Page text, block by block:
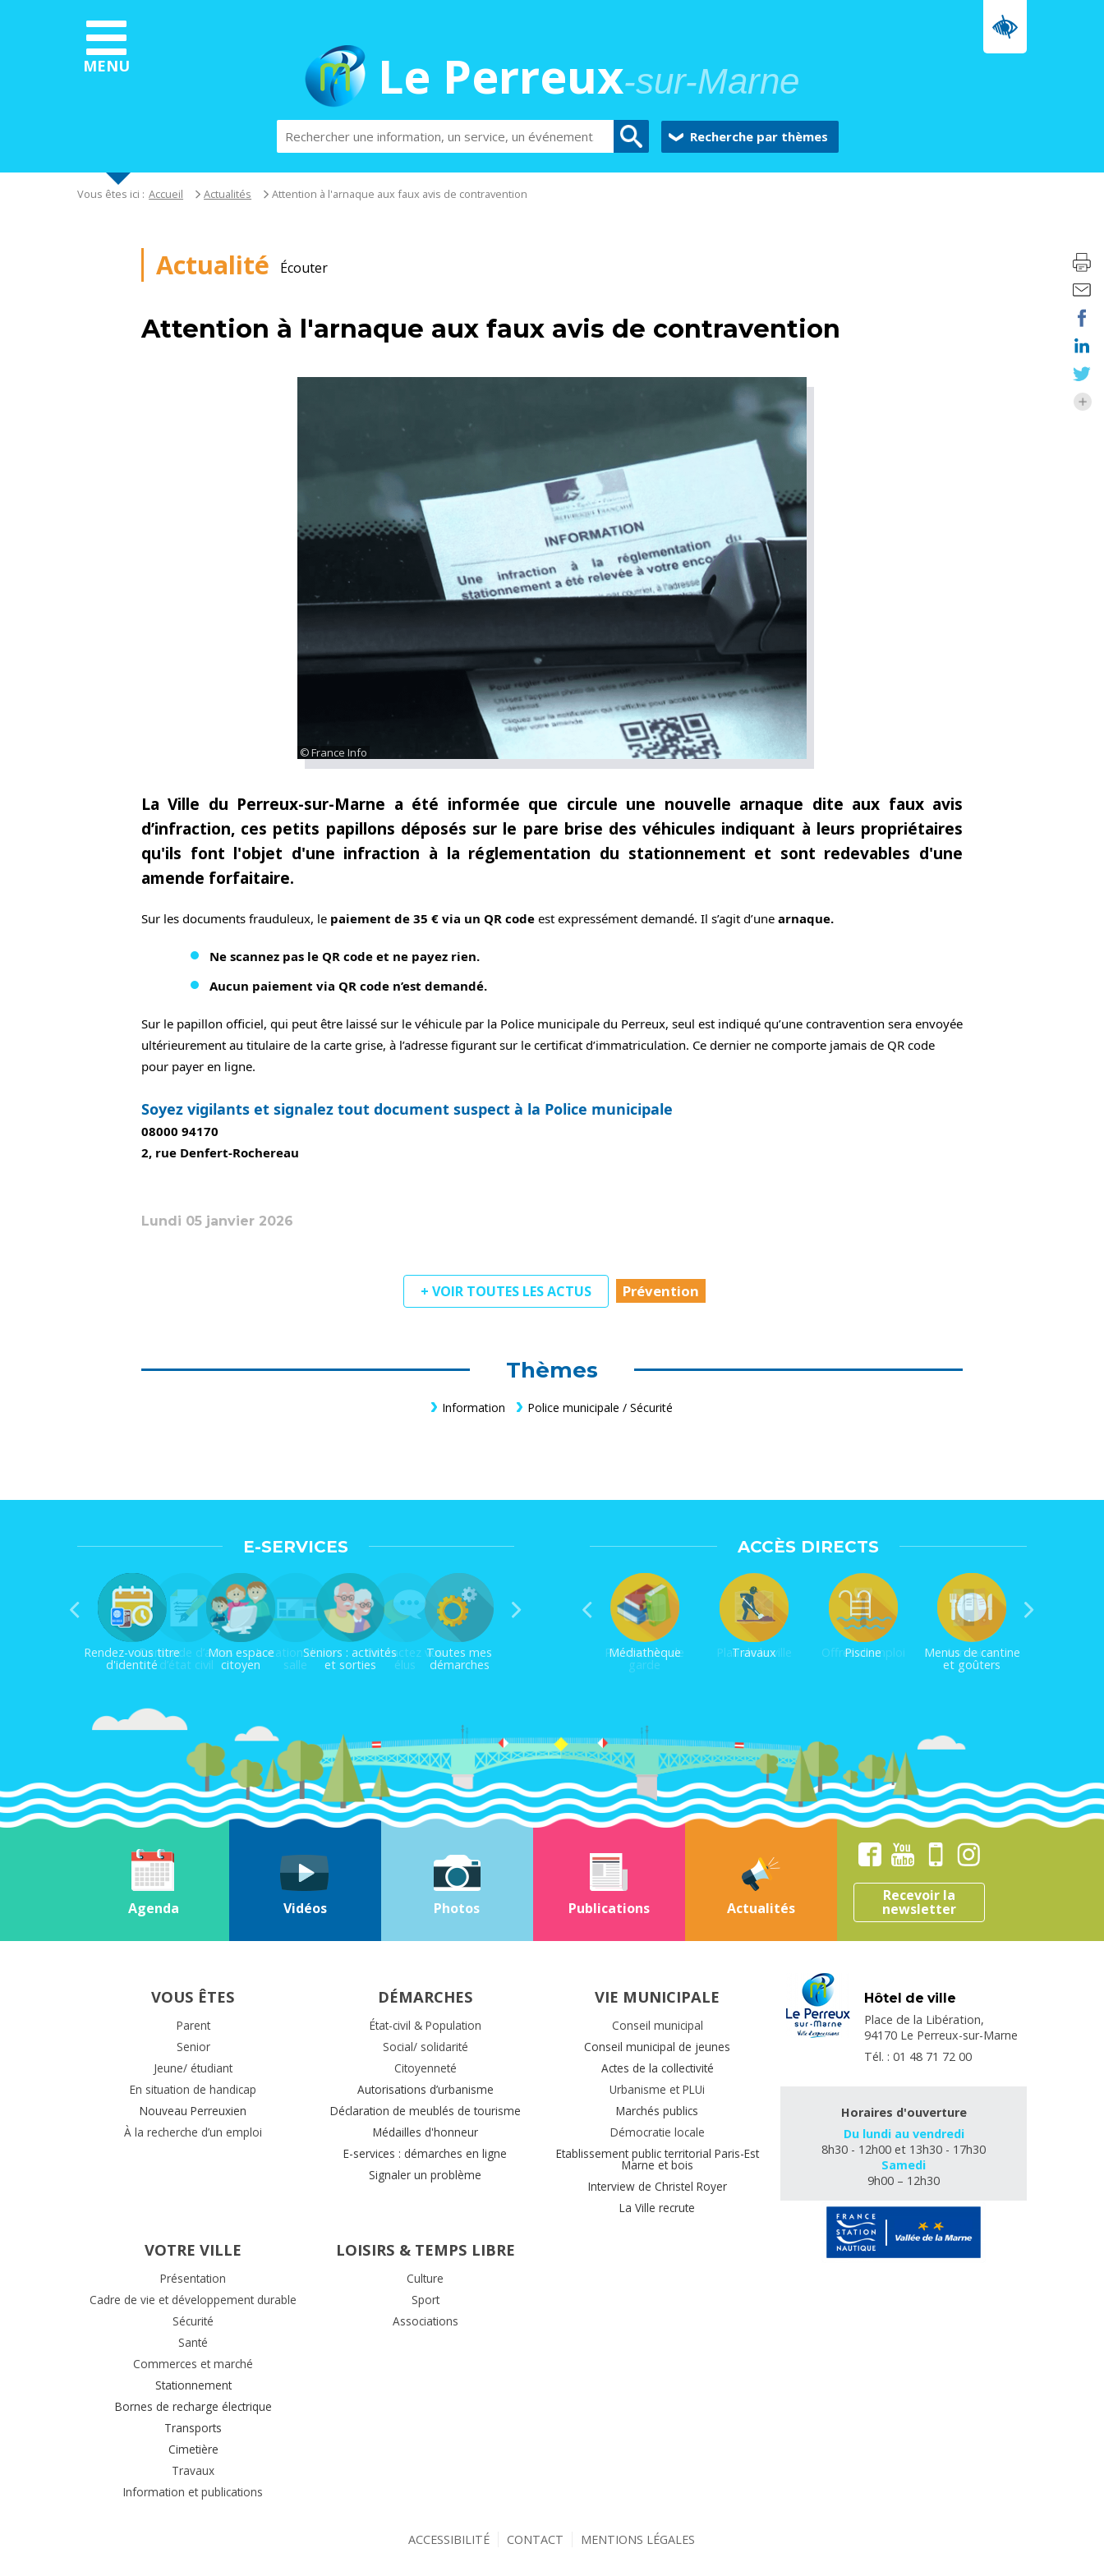
MENU Le Perreux-sur-Marne
Rechercher Recherche par thèmes
Vous êtes ici : Accueil Actualités Attention à l'arnaque aux faux avis de contravention
Actualité Écouter
Attention à l'arnaque aux faux avis de contravention
France Info
La Ville du Perreux-sur-Marne a été informée que circule une nouvelle arnaque dite aux faux avis
d’infraction, ces petits papillons déposés sur le pare brise des véhicules indiquant à leurs propriétaires
qu'ils font l'objet d'une infraction à la réglementation du stationnement et sont redevables d'une
amende forfaitaire.
Sur les documents frauduleux, le paiement de 35 € via un QR code est expressément demandé. Il s’agit d’une arnaque.
Ne scannez pas le QR code et ne payez rien.
Aucun paiement via QR code n’est demandé.
Sur le papillon officiel, qui peut être laissé sur le véhicule par la Police municipale du Perreux, seul est indiqué qu’une contravention sera envoyée
ultérieurement au titulaire de la carte grise, à l’adresse figurant sur le certificat d’immatriculation. Ce dernier ne comporte jamais de QR code
pour payer en ligne.
Soyez vigilants et signalez tout document suspect à la Police municipale
08000 94170
2, rue Denfert-Rochereau
Lundi 05 janvier 2026
+ VOIR TOUTES LES ACTUS Prévention
Thèmes
Information Police municipale / Sécurité
E-SERVICES
Demande d’actes
d’état civil
Location d'une
salle
Contactez vos
élus
ACCÈS DIRECTS
Pharmacies de
garde
Plan de la ville Offres d'emploi Annuaires
Agenda Vidéos Photos Publications Actualités
Recevoir la
newsletter
VOUS ÊTES
Parent
Senior
Jeune/ étudiant
En situation de handicap
Nouveau Perreuxien
À la recherche d’un emploi
DÉMARCHES
État-civil & Population
Social/ solidarité
Citoyenneté
Autorisations d’urbanisme
Déclaration de meublés de tourisme
Médailles d'honneur
E-services : démarches en ligne
Signaler un problème
VIE MUNICIPALE
Conseil municipal
Conseil municipal de jeunes
Actes de la collectivité
Urbanisme et PLUi
Marchés publics
Démocratie locale
Etablissement public territorial Paris-Est
Marne et bois
Interview de Christel Royer
La Ville recrute
VOTRE VILLE
Présentation
Cadre de vie et développement durable
Sécurité
Santé
Commerces et marché
Stationnement
Bornes de recharge électrique
Transports
Cimetière
Travaux
Information et publications
LOISIRS & TEMPS LIBRE
Culture
Sport
Associations
Hôtel de ville
Place de la Libération,
94170 Le Perreux-sur-Marne
Tél. : 01 48 71 72 00
Horaires d'ouverture
Du lundi au vendredi
8h30 - 12h00 et 13h30 - 17h30
Samedi
9h00 – 12h30
ACCESSIBILITÉ CONTACT MENTIONS LÉGALES